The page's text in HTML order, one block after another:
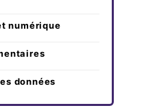
numérique
données